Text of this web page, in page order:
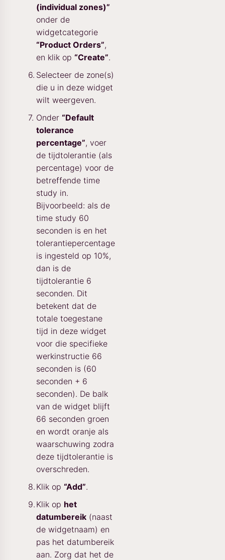
(individual zones)”
onder de
widgetcategorie
“Product Orders”,
en klik op “Create”.
Selecteer de zone(s)
die u in deze widget
wilt weergeven.
Onder “Default
tolerance
percentage”, voer
de tijdtolerantie (als
percentage) voor de
betreffende time
study in.
Bijvoorbeeld: als de
time study 60
seconden is en het
tolerantiepercentage
is ingesteld op 10%,
dan is de
tijdtolerantie 6
seconden. Dit
betekent dat de
totale toegestane
tijd in deze widget
voor die specifieke
werkinstructie 66
seconden is (60
seconden + 6
seconden). De balk
van de widget blijft
66 seconden groen
en wordt oranje als
waarschuwing zodra
deze tijdtolerantie is
overschreden.
Klik op “Add”.
Klik op het
datumbereik (naast
de widgetnaam) en
pas het datumbereik
aan. Zorg dat het de